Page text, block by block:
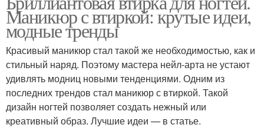
Маникюр с втиркой: крутые идеи,
модные тренды
Красивый маникюр стал такой же необходимостью, как и
стильный наряд. Поэтому мастера нейл-арта не устают
удивлять модниц новыми тенденциями. Одним из
последних трендов стал маникюр с втиркой. Такой
дизайн ногтей позволяет создать нежный или
креативный образ. Лучшие идеи — в статье.